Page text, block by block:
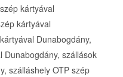
kártyával
kártyával
Dunabogdány,
Dunabogdány, szállások
szálláshely OTP szép